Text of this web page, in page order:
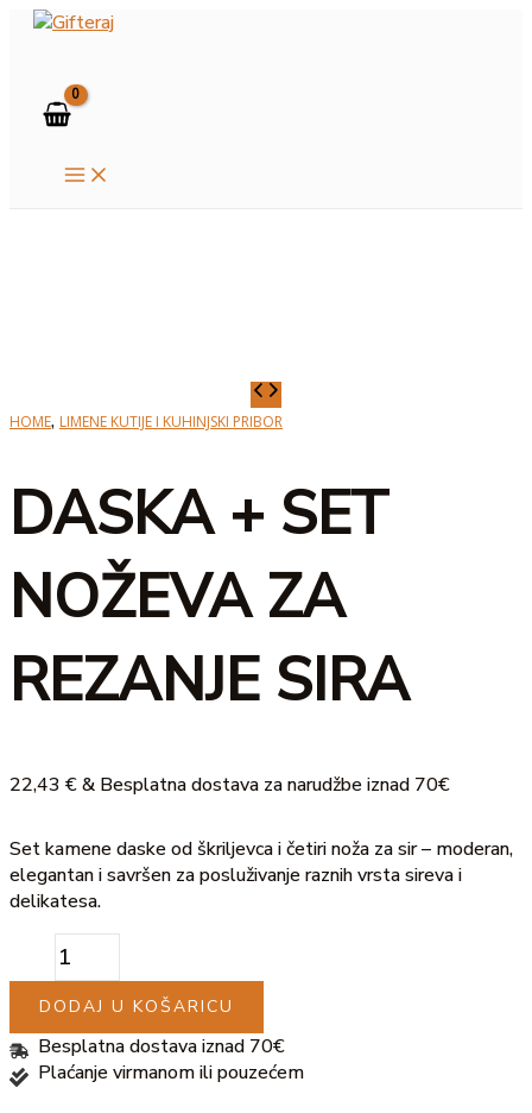
Skip
MENU
HOME, LIMENE KUTIJE I KUHINJSKI PRIBOR
DASKA + SET
NOŽEVA ZA
REZANJE SIRA
22,43 €& Besplatna dostava za narudžbe iznad 70€
Set kamene daske od škriljevca i četiri noža za sir – moderan,
elegantan i savršen za posluživanje raznih vrsta sireva i
delikatesa.
+
ZA
REZANJE
količina
DODAJ U KOŠARICU
Besplatna dostava iznad 70€
Plaćanje virmanom ili pouzećem